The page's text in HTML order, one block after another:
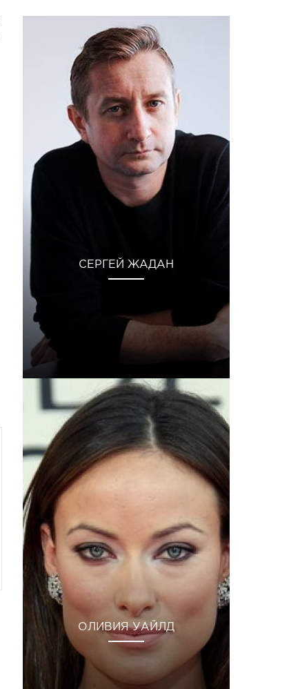
СЕРГЕЙ ЖАДАН
ОЛИВИЯ УАЙЛД